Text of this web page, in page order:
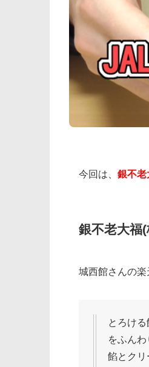
今回は、 銀不老
銀不老大福
城西館さんの
とろけ
をふんわ
餡とクリ